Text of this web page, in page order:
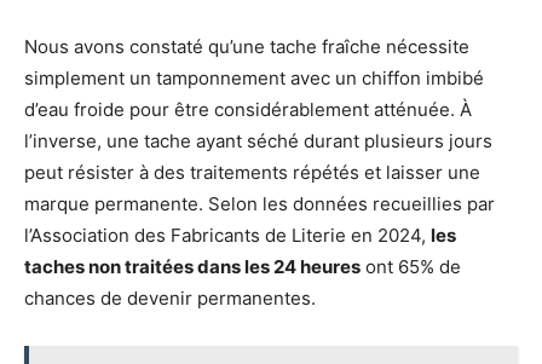
Nous avons constaté qu’une tache fraîche nécessite
simplement un tamponnement avec un chiffon imbibé
d’eau froide pour être considérablement atténuée. À
l’inverse, une tache ayant séché durant plusieurs jours
peut résister à des traitements répétés et laisser une
marque permanente. Selon les données recueillies par
l’Association des Fabricants de Literie en 2024, les
taches non traitées dans les 24 heures ont 65% de
chances de devenir permanentes.